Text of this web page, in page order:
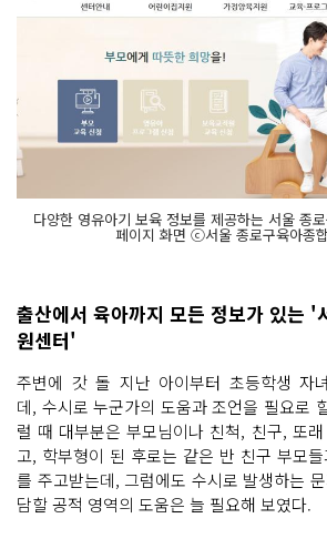
다양한 영유아기 보육 정보를 제공하는 서울 종
페이지 화면 ⓒ서울 종로구육아종
출산에서 육아까지 모든 정보가 있는 '
원센터'
주변에 갓 돌 지난 아이부터 초등학생 자
데, 수시로 누군가의 도움과 조언을 필요로
럴 때 대부분은 부모님이나 친척, 친구, 또
고, 학부형이 된 후로는 같은 반 친구 부모
를 주고받는데, 그럼에도 수시로 발생하는
담할 공적 영역의 도움은 늘 필요해 보였다.